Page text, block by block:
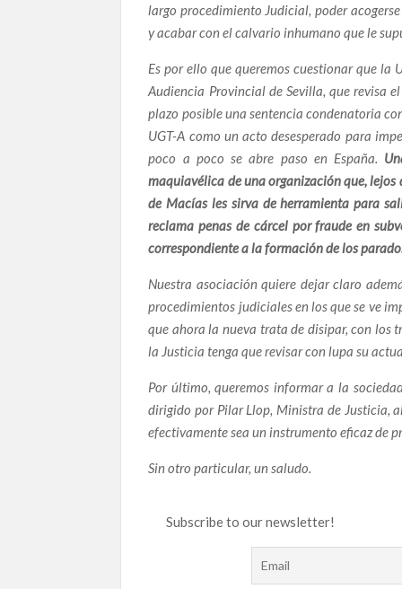
La Navidad de los invisibles: activistas contra
Galindo.
Francisco José Sánchez del Águila Ramón: el
el exilio.
Ana Garrido Ramos: Las cinco vidas de una
ciudadanía la proteja-
Sarkozy condenado Vs Eva Joly: ética frente
Ana contra Gürtel: La épica lucha de la
Promesas quemadas: la hipocresía del PSOE
Santos Cerdán, en el ojo del huracán: Las
ilegal del PSOE
‘Enchufismo’ Institucionalizado en la FAFFE:
Andalucía
La Herida Abierta de Aznalcóllar: Lucro,
largo procedimiento Judicial, poder
y acabar con el calvario inhumano que le
Es por ello que queremos cuestionar que la
Audiencia Provincial de Sevilla, que revisa
plazo posible una sentencia condenatoria
UGT-A como un acto desesperado para
poco a poco se abre paso en España.
maquiavélica de una organización que, lejos
de Macías les sirva de herramienta para
reclama penas de cárcel por fraude en
correspondiente a la formación de los
Nuestra asociación quiere dejar claro
procedimientos judiciales en los que se ve
que ahora la nueva trata de disipar, con los
la Justicia tenga que revisar con lupa su
Por último, queremos informar a la
dirigido por Pilar Llop, Ministra de Justicia,
efectivamente sea un instrumento eficaz de
Sin otro particular, un saludo.
Subscribe to our newsletter!